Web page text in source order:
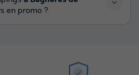
en promo ?